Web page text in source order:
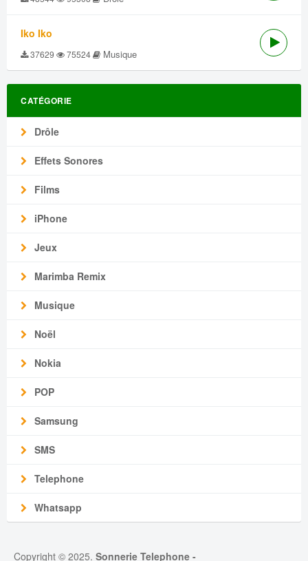
Iko Iko
37629 75524 Musique
CATÉGORIE
Drôle
Effets Sonores
Films
iPhone
Jeux
Marimba Remix
Musique
Noël
Nokia
POP
Samsung
SMS
Telephone
Whatsapp
Copyright © 2025. Sonnerie Telephone -